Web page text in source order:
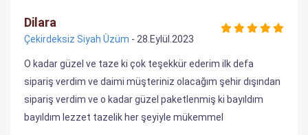
Dilara
Çekirdeksiz Siyah Üzüm - 28.Eylül.2023
O kadar güzel ve taze ki çok teşekkür ederim ilk defa
sipariş verdim ve daimi müşteriniz olacağım şehir dışından
sipariş verdim ve o kadar güzel paketlenmiş ki bayıldım
bayıldım lezzet tazelik her şeyiyle mükemmel